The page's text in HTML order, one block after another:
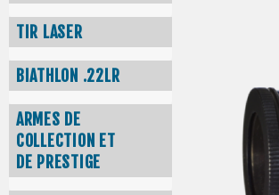
TIR LASER
BIATHLON .22LR
ARMES DE
COLLECTION ET
DE PRESTIGE